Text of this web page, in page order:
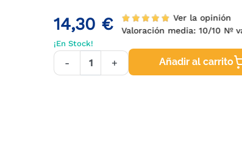
14,30 €
Ver la opinión
Valoración media:10/10 Nº
¡En Stock!
- + Añadir al carrito